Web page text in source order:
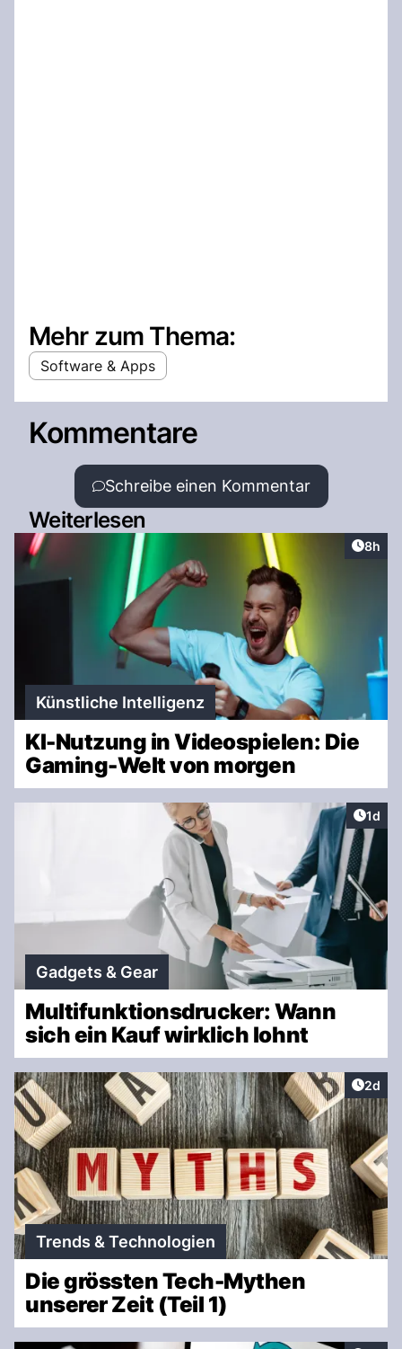
Mehr zum Thema:
Software & Apps
Kommentare
Schreibe einen Kommentar
Weiterlesen
8h
Künstliche Intelligenz
KI-Nutzung in Videospielen: Die
Gaming-Welt von morgen
1d
Gadgets & Gear
Multifunktionsdrucker: Wann
sich ein Kauf wirklich lohnt
2d
Trends & Technologien
Die grössten Tech-Mythen
unserer Zeit (Teil 1)